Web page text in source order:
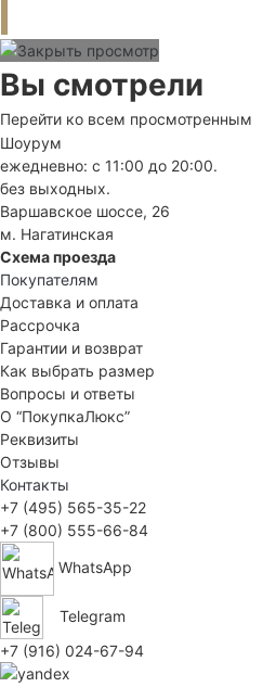
Вы смотрели
Перейти ко всем просмотренным
Шоурум
ежедневно: с 11:00 до 20:00.
без выходных.
Варшавское шоссе, 26
м. Нагатинская
Схема проезда
Покупателям
Доставка и оплата
Рассрочка
Гарантии и возврат
Как выбрать размер
Вопросы и ответы
О “ПокупкаЛюкс”
Реквизиты
Отзывы
Контакты
+7 (495) 565-35-22
+7 (800) 555-66-84
WhatsApp
Telegram
+7 (916) 024-67-94